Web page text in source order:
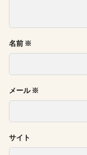
名前 ※
メール※
サイト